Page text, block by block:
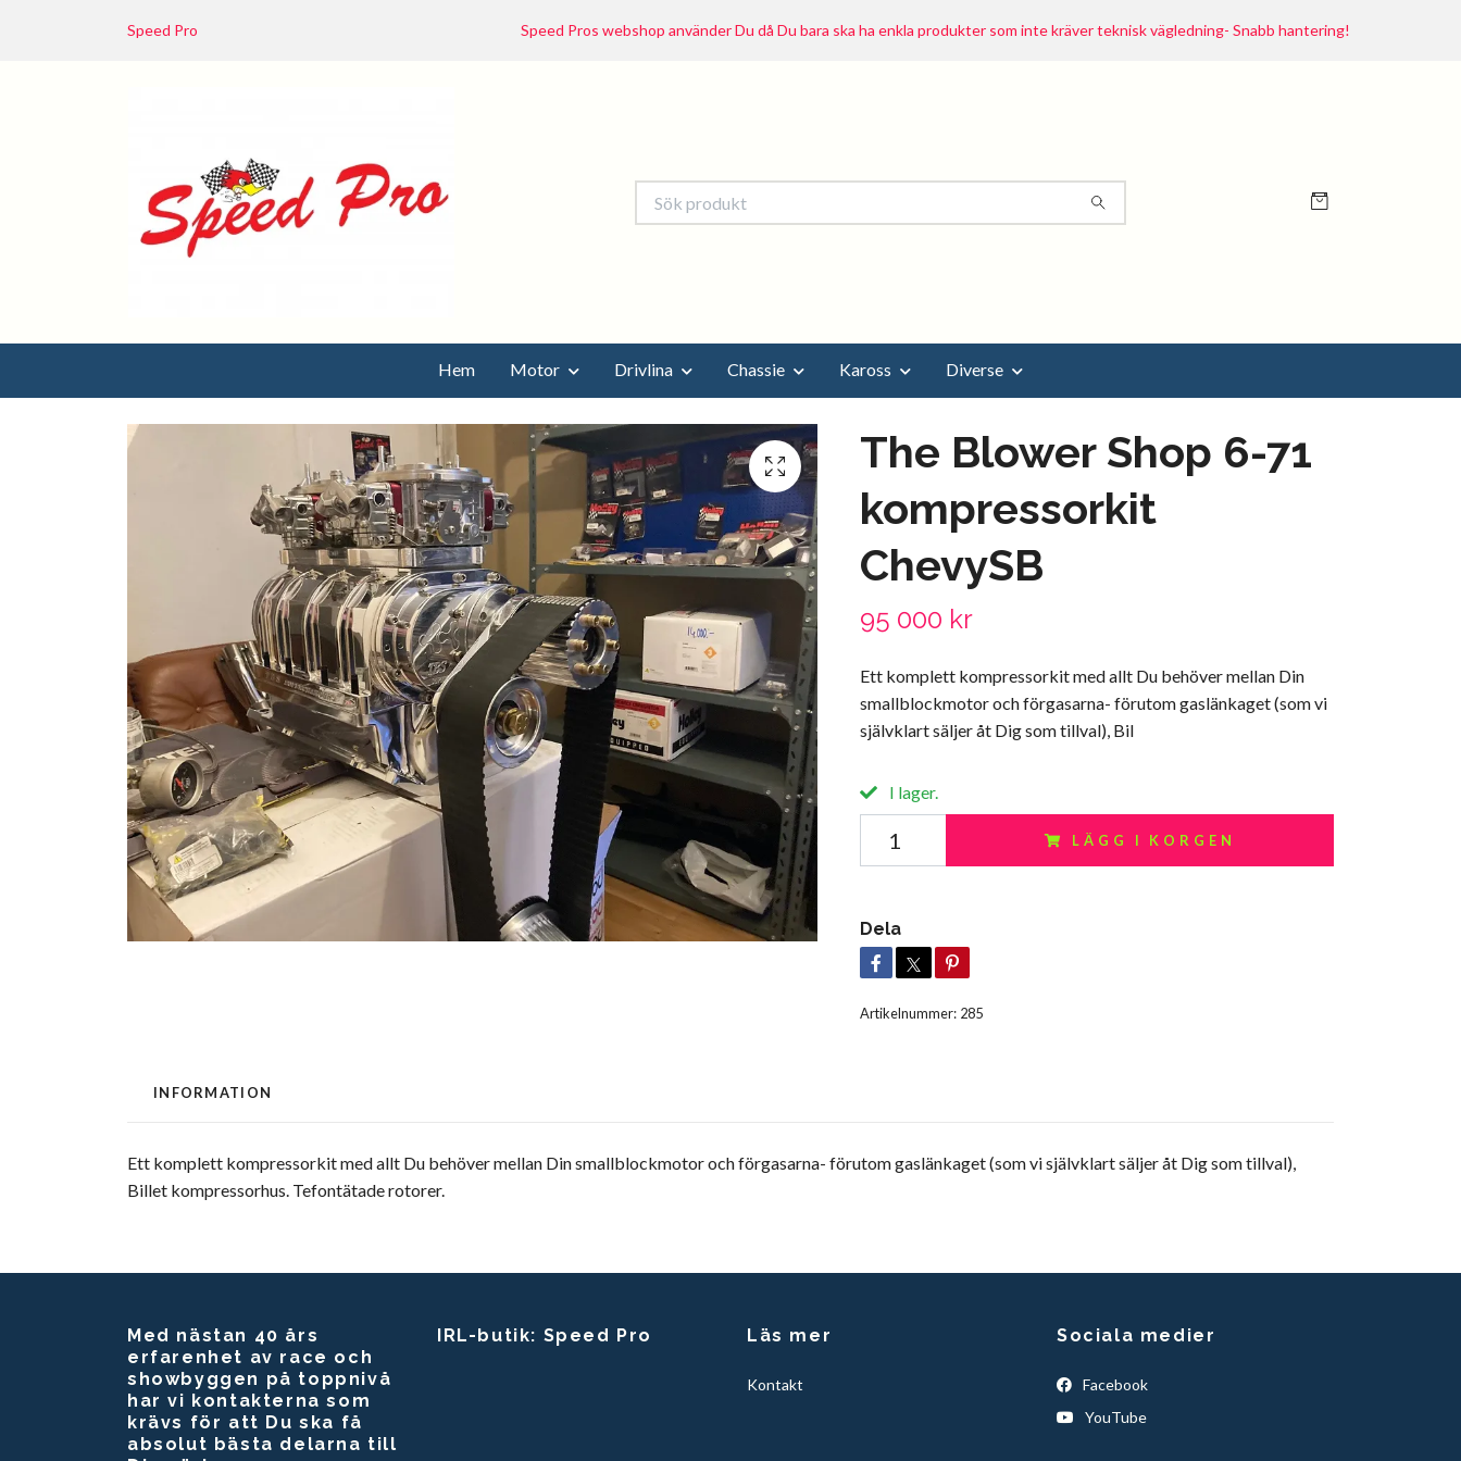
Speed Pro Speed Pros webshop använder Du då Du bara ska ha enkla produkter som inte kräver teknisk vägledning- Snabb hantering!
Hem Motor Drivlina Chassie Kaross Diverse
The Blower Shop 6-71
kompressorkit
ChevySB
95 000 kr
Ett komplett kompressorkit med allt Du behöver mellan Din
smallblockmotor och förgasarna- förutom gaslänkaget (som vi
självklart säljer åt Dig som tillval), Bil
I lager.
LÄGG I KORGEN
Dela
Artikelnummer: 285
INFORMATION
Ett komplett kompressorkit med allt Du behöver mellan Din smallblockmotor och förgasarna- förutom gaslänkaget (som vi självklart säljer åt Dig som tillval),
Billet kompressorhus. Tefontätade rotorer.
Med nästan 40 års
erfarenhet av race och
showbyggen på toppnivå
har vi kontakterna som
krävs för att Du ska få
absolut bästa delarna till
IRL-butik: Speed Pro Läs mer
Kontakt
Sociala medier
Facebook
YouTube